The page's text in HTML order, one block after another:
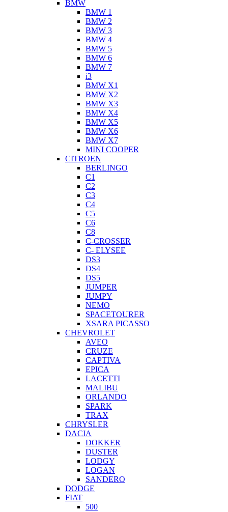
BMW
BMW 1
BMW 2
BMW 3
BMW 4
BMW 5
BMW 6
BMW 7
i3
BMW X1
BMW X2
BMW X3
BMW X4
BMW X5
BMW X6
BMW X7
MINI COOPER
CITROEN
BERLINGO
C1
C2
C3
C4
C5
C6
C8
C-CROSSER
C- ELYSEE
DS3
DS4
DS5
JUMPER
JUMPY
NEMO
SPACETOURER
XSARA PICASSO
CHEVROLET
AVEO
CRUZE
CAPTIVA
EPICA
LACETTI
MALIBU
ORLANDO
SPARK
TRAX
CHRYSLER
DACIA
DOKKER
DUSTER
LODGY
LOGAN
SANDERO
DODGE
FIAT
500